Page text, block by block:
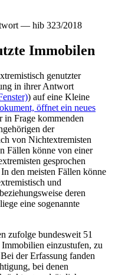
— hib 323/2018
Immobilen
genutzter
in ihrer Antwort
) auf eine Kleine
öffnet ein neues
Frage kommenden
der
von Nichtextremisten
Fällen könne von einer
gesprochen
den meisten Fällen könne
und
deren
eine sogenannte
zufolge bundesweit 51
einzustufen, zu
der Erfassung fanden
bei denen